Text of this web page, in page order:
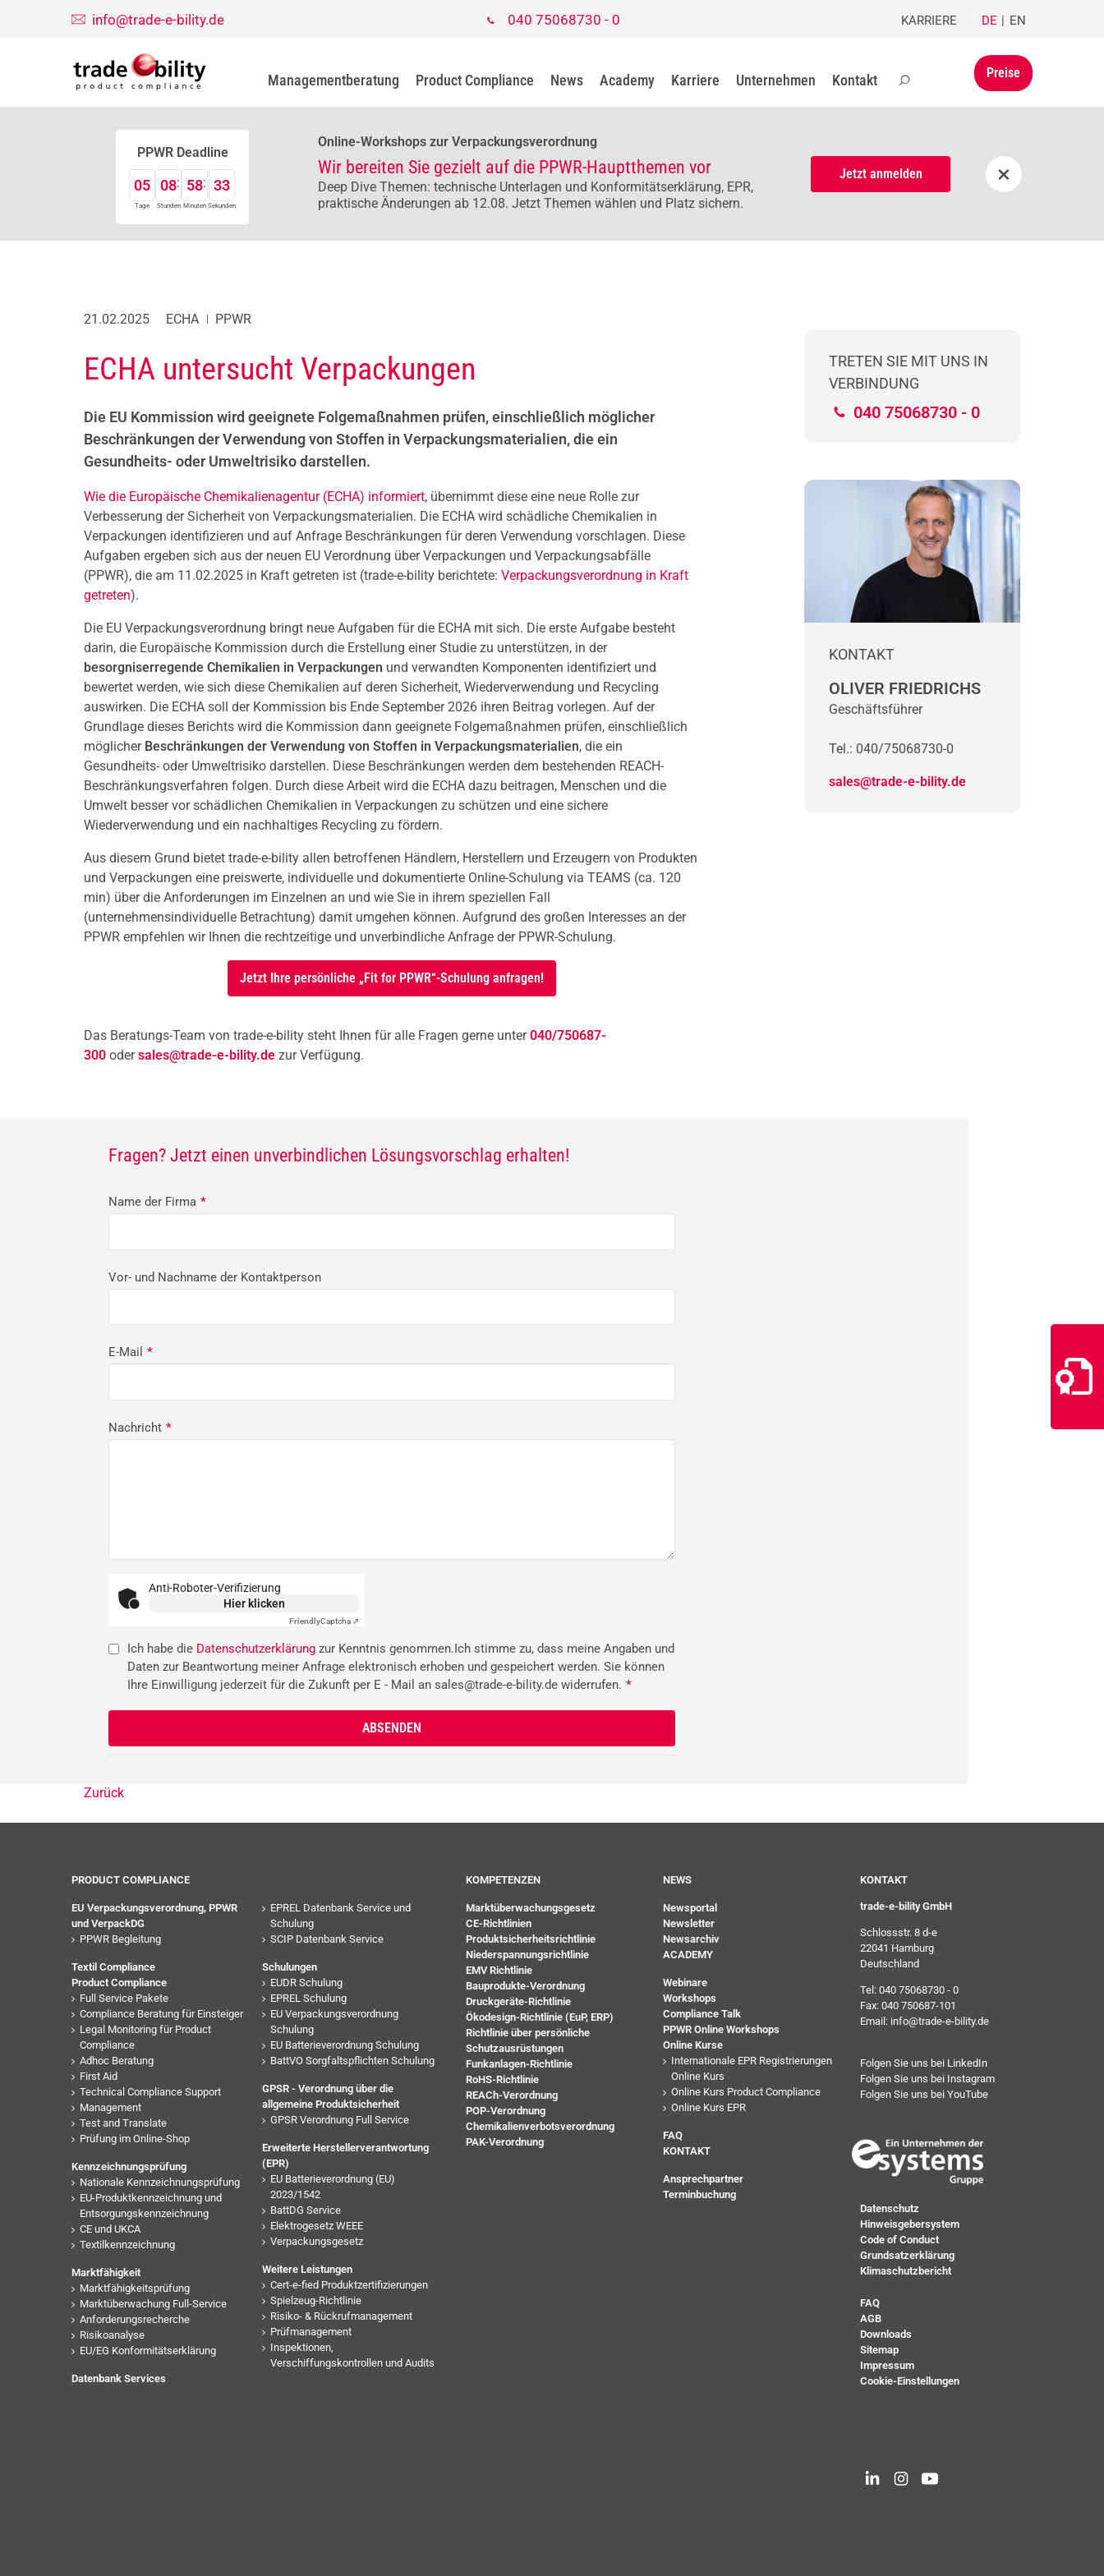
info@trade-e-bility.de 040 75068730 - 0 KARRIERE DE EN
Managementberatung Product Compliance News Academy Karriere Unternehmen Kontakt Preise
PPWR Deadline
05
Tage
08
Stunden
58
Minuten
32
Sekunden
Online-Workshops zur Verpackungsverordnung
Wir bereiten Sie gezielt auf die PPWR-Hauptthemen vor
Deep Dive Themen: technische Unterlagen und Konformitätserklärung, EPR,
praktische Änderungen ab 12.08. Jetzt Themen wählen und Platz sichern.
Jetzt anmelden ×
21.02.2025 ECHA PPWR
ECHA untersucht Verpackungen
Die EU Kommission wird geeignete Folgemaßnahmen prüfen, einschließlich möglicher
Beschränkungen der Verwendung von Stoffen in Verpackungsmaterialien, die ein
Gesundheits- oder Umweltrisiko darstellen.
Wie die Europäische Chemikalienagentur (ECHA) informiert, übernimmt diese eine neue Rolle zur
Verbesserung der Sicherheit von Verpackungsmaterialien. Die ECHA wird schädliche Chemikalien in
Verpackungen identifizieren und auf Anfrage Beschränkungen für deren Verwendung vorschlagen. Diese
Aufgaben ergeben sich aus der neuen EU Verordnung über Verpackungen und Verpackungsabfälle
(PPWR), die am 11.02.2025 in Kraft getreten ist (trade-e-bility berichtete: Verpackungsverordnung in Kraft
getreten).
Die EU Verpackungsverordnung bringt neue Aufgaben für die ECHA mit sich. Die erste Aufgabe besteht
darin, die Europäische Kommission durch die Erstellung einer Studie zu unterstützen, in der
besorgniserregende Chemikalien in Verpackungen und verwandten Komponenten identifiziert und
bewertet werden, wie sich diese Chemikalien auf deren Sicherheit, Wiederverwendung und Recycling
auswirken. Die ECHA soll der Kommission bis Ende September 2026 ihren Beitrag vorlegen. Auf der
Grundlage dieses Berichts wird die Kommission dann geeignete Folgemaßnahmen prüfen, einschließlich
möglicher Beschränkungen der Verwendung von Stoffen in Verpackungsmaterialien, die ein
Gesundheits- oder Umweltrisiko darstellen. Diese Beschränkungen werden dem bestehenden REACH-
Beschränkungsverfahren folgen. Durch diese Arbeit wird die ECHA dazu beitragen, Menschen und die
Umwelt besser vor schädlichen Chemikalien in Verpackungen zu schützen und eine sichere
Wiederverwendung und ein nachhaltiges Recycling zu fördern.
Aus diesem Grund bietet trade-e-bility allen betroffenen Händlern, Herstellern und Erzeugern von Produkten
und Verpackungen eine preiswerte, individuelle und dokumentierte Online-Schulung via TEAMS (ca. 120
min) über die Anforderungen im Einzelnen an und wie Sie in ihrem speziellen Fall
(unternehmensindividuelle Betrachtung) damit umgehen können. Aufgrund des großen Interesses an der
PPWR empfehlen wir Ihnen die rechtzeitige und unverbindliche Anfrage der PPWR-Schulung.
Jetzt Ihre persönliche „Fit for PPWR“-Schulung anfragen!
Das Beratungs-Team von trade-e-bility steht Ihnen für alle Fragen gerne unter040/750687-
300 odersales@trade-e-bility.de zur Verfügung.
Fragen? Jetzt einen unverbindlichen Lösungsvorschlag erhalten!
Name der Firma *
Vor- und Nachname der Kontaktperson
E-Mail *
Nachricht *
Anti-Roboter-Verifizierung
Hier klicken
FriendlyCaptcha ⇗
Ich habe die Datenschutzerklärung zur Kenntnis genommen.Ich stimme zu, dass meine Angaben und
Daten zur Beantwortung meiner Anfrage elektronisch erhoben und gespeichert werden. Sie können
Ihre Einwilligung jederzeit für die Zukunft per E - Mail an sales@trade-e-bility.de widerrufen. *
Zurück
TRETEN SIE MIT UNS IN
VERBINDUNG
040 75068730 - 0
KONTAKT
OLIVER FRIEDRICHS
Geschäftsführer
Tel.: 040/75068730-0
sales@trade-e-bility.de
PRODUCT COMPLIANCE
EU Verpackungsverordnung, PPWR
und VerpackDG
PPWR Begleitung
Textil Compliance
Product Compliance
Full Service Pakete
Compliance Beratung für Einsteiger
Legal Monitoring für Product
Compliance
Adhoc Beratung
First Aid
Technical Compliance Support
Management
Test and Translate
Prüfung im Online-Shop
Kennzeichnungsprüfung
Nationale Kennzeichnungsprüfung
EU-Produktkennzeichnung und
Entsorgungskennzeichnung
CE und UKCA
Textilkennzeichnung
Marktfähigkeit
Marktfähigkeitsprüfung
Marktüberwachung Full-Service
Anforderungsrecherche
Risikoanalyse
EU/EG Konformitätserklärung
Datenbank Services
EPREL Datenbank Service und
Schulung
SCIP Datenbank Service
Schulungen
EUDR Schulung
EPREL Schulung
EU Verpackungsverordnung
Schulung
EU Batterieverordnung Schulung
BattVO Sorgfaltspflichten Schulung
GPSR - Verordnung über die
allgemeine Produktsicherheit
GPSR Verordnung Full Service
Erweiterte Herstellerverantwortung
(EPR)
EU Batterieverordnung (EU)
2023/1542
BattDG Service
Elektrogesetz WEEE
Verpackungsgesetz
Weitere Leistungen
Cert-e-fied Produktzertifizierungen
Spielzeug-Richtlinie
Risiko- & Rückrufmanagement
Prüfmanagement
Inspektionen,
Verschiffungskontrollen und Audits
KOMPETENZEN
Marktüberwachungsgesetz
CE-Richtlinien
Produktsicherheitsrichtlinie
Niederspannungsrichtlinie
EMV Richtlinie
Bauprodukte-Verordnung
Druckgeräte-Richtlinie
Ökodesign-Richtlinie (EuP, ERP)
Richtlinie über persönliche
Schutzausrüstungen
Funkanlagen-Richtlinie
RoHS-Richtlinie
REACh-Verordnung
POP-Verordnung
Chemikalienverbotsverordnung
PAK-Verordnung
NEWS
Newsportal
Newsletter
Newsarchiv
ACADEMY
Webinare
Workshops
Compliance Talk
PPWR Online Workshops
Online Kurse
Internationale EPR Registrierungen
Online Kurs
Online Kurs Product Compliance
Online Kurs EPR
FAQ
KONTAKT
Ansprechpartner
Terminbuchung
KONTAKT
trade-e-bility GmbH
Schlossstr. 8 d-e
22041 Hamburg
Deutschland
Tel: 040 75068730 - 0
Fax: 040 750687-101
Email: info@trade-e-bility.de
Folgen Sie uns bei LinkedIn
Folgen Sie uns bei Instagram
Folgen Sie uns bei YouTube
Datenschutz
Hinweisgebersystem
Code of Conduct
Grundsatzerklärung
Klimaschutzbericht
FAQ
AGB
Downloads
Sitemap
Impressum
Cookie-Einstellungen